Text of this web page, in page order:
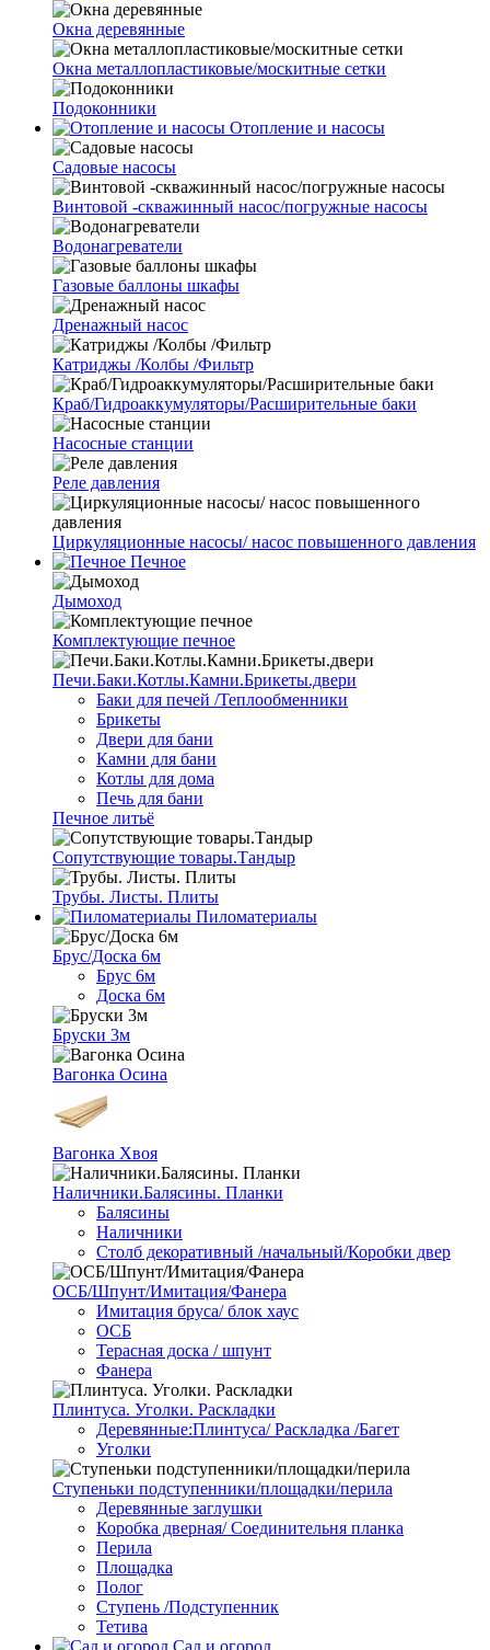
Окна деревянные
Окна металлопластиковые/москитные сетки
Подоконники
Отопление и насосы
Cадовые насосы
Винтовой -скважинный насос/погружные насосы
Водонагреватели
Газовые баллоны шкафы
Дренажный насос
Катриджы /Колбы /Фильтр
Краб/Гидроаккумуляторы/Расширительные баки
Насосные станции
Реле давления
Циркуляционные насосы/ насос повышенного давления
Печное
Дымоход
Комплектующие печное
Печи.Баки.Котлы.Камни.Брикеты.двери
Баки для печей /Теплообменники
Брикеты
Двери для бани
Камни для бани
Котлы для дома
Печь для бани
Печное литьё
Сопутствующие товары.Тандыр
Трубы. Листы. Плиты
Пиломатериалы
Брус/Доска 6м
Брус 6м
Доска 6м
Бруски 3м
Вагонка Осина
Вагонка Хвоя
Наличники.Балясины. Планки
Балясины
Наличники
Столб декоративный /начальный/Коробки двер
ОСБ/Шпунт/Имитация/Фанера
Имитация бруса/ блок хаус
ОСБ
Терасная доска / шпунт
Фанера
Плинтуса. Уголки. Раскладки
Деревянные:Плинтуса/ Раскладка /Багет
Уголки
Ступеньки подступенники/площадки/перила
Деревянные заглушки
Коробка дверная/ Соединительня планка
Перила
Площадка
Полог
Ступень /Подступенник
Тетива
Сад и огород